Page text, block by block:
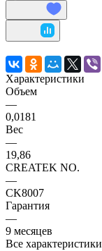
Характеристики
Объем
—
0,0181
Вес
—
19,86
CREATEK NO.
—
CK8007
Гарантия
—
9 месяцев
Все характеристики